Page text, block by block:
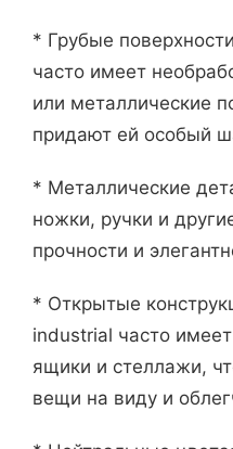
* Грубые
часто имеет
или металлические
придают ей особый
* Металлические
ножки, ручки и
прочности и
* Открытые
industrial часто
ящики и стеллажи,
вещи на виду и